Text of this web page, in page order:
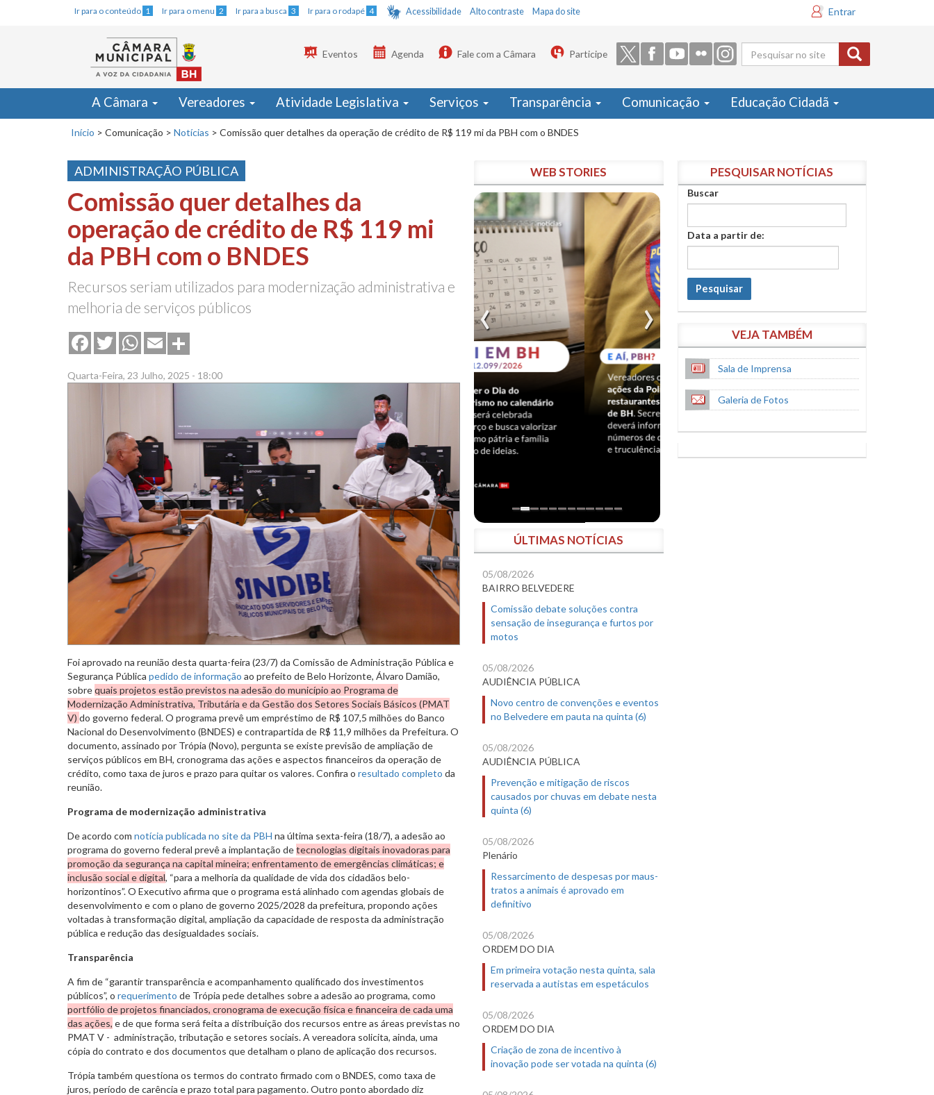
Ir para o conteúdo 1 Ir para o menu 2 Ir para a busca 3 Ir para o rodapé 4 Acessibilidade Alto contraste Mapa do site Entrar
Formulário
de busca
Eventos Agenda Fale com a Câmara Participe
A Câmara Vereadores Atividade Legislativa Serviços Transparência Comunicação Educação Cidadã
Início > Comunicação > Notícias > Comissão quer detalhes da operação de crédito de R$ 119 mi da PBH com o BNDES
ADMINISTRAÇÃO PÚBLICA
Comissão quer detalhes da
operação de crédito de R$ 119 mi
da PBH com o BNDES
Recursos seriam utilizados para modernização administrativa e
melhoria de serviços públicos
FacebookTwitterWhatsApp
Email
Quarta-Feira, 23 Julho, 2025 - 18:00
Foi aprovado na reunião desta quarta-feira (23/7) da Comissão de Administração Pública e
Segurança Pública pedido de informação ao prefeito de Belo Horizonte, Álvaro Damião,
sobrequais projetos estão previstos na adesão do município ao Programa de
Modernização Administrativa, Tributária e da Gestão dos Setores Sociais Básicos (PMAT
V) do governo federal. O programa prevê um empréstimo de R$ 107,5 milhões do Banco
Nacional do Desenvolvimento (BNDES) e contrapartida de R$ 11,9 milhões da Prefeitura. O
documento, assinado por Trópia (Novo), pergunta se existe previsão de ampliação de
serviços públicos em BH, cronograma das ações e aspectos financeiros da operação de
crédito, como taxa de juros e prazo para quitar os valores. Confira o resultado completo da
reunião.
Programa de modernização administrativa
De acordo com notícia publicada no site da PBH na última sexta-feira (18/7), a adesão ao
programa do governo federal prevê a implantação detecnologias digitais inovadoras para
promoção da segurança na capital mineira; enfrentamento de emergências climáticas; e
inclusão social e digital, “para a melhoria da qualidade de vida dos cidadãos belo-
horizontinos”. O Executivo afirma que o programa está alinhado com agendas globais de
desenvolvimento e com o plano de governo 2025/2028 da prefeitura, propondo ações
voltadas à transformação digital, ampliação da capacidade de resposta da administração
pública e redução das desigualdades sociais.
Transparência
A fim de “garantir transparência e acompanhamento qualificado dos investimentos
públicos”, o requerimento de Trópia pede detalhes sobre a adesão ao programa, como
portfólio de projetos financiados, cronograma de execução física e financeira de cada uma
das ações, e de que forma será feita a distribuição dos recursos entre as áreas previstas no
PMAT V - administração, tributação e setores sociais. A vereadora solicita, ainda, uma
cópia do contrato e dos documentos que detalham o plano de aplicação dos recursos.
Trópia também questiona os termos do contrato firmado com o BNDES, como taxa de
juros, período de carência e prazo total para pagamento. Outro ponto abordado diz
WEB STORIES
ÚLTIMAS NOTÍCIAS
05/08/2026
BAIRRO BELVEDERE
Comissão debate soluções contra
sensação de insegurança e furtos por
motos
05/08/2026
AUDIÊNCIA PÚBLICA
Novo centro de convenções e eventos
no Belvedere em pauta na quinta (6)
05/08/2026
AUDIÊNCIA PÚBLICA
Prevenção e mitigação de riscos
causados por chuvas em debate nesta
quinta (6)
05/08/2026
Plenário
Ressarcimento de despesas por maus-
tratos a animais é aprovado em
definitivo
05/08/2026
ORDEM DO DIA
Em primeira votação nesta quinta, sala
reservada a autistas em espetáculos
05/08/2026
ORDEM DO DIA
Criação de zona de incentivo à
inovação pode ser votada na quinta (6)
PESQUISAR NOTÍCIAS
Buscar
Data a partir de:
Pesquisar
VEJA TAMBÉM
Sala de Imprensa
Galeria de Fotos